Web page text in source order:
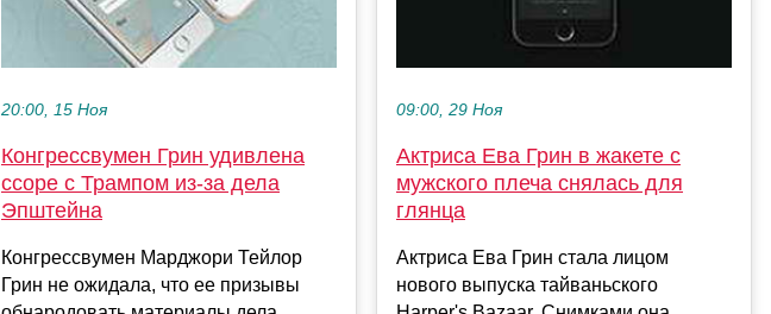
20:00, 15 Ноя
Конгрессвумен Грин удивлена
ссоре с Трампом из-за дела
Эпштейна
Конгрессвумен Марджори Тейлор
Грин не ожидала, что ее призывы
09:00, 29 Ноя
Актриса Ева Грин в жакете с
мужского плеча снялась для
глянца
Актриса Ева Грин стала лицом
нового выпуска тайваньского